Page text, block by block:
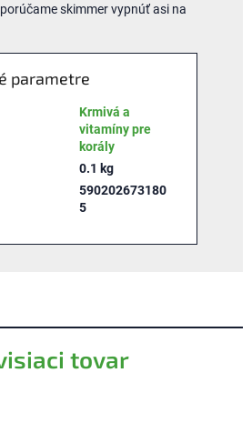
tovar
skimmer vypnúť asi na
parametre
Krmivá a
vitamíny pre
korály
0.1 kg
590202673180
5